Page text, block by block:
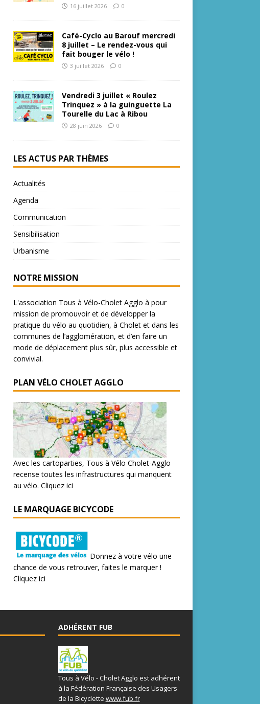
16 juillet 2026 0
Café-Cyclo au Barouf mercredi
8 juillet – Le rendez-vous qui
fait bouger le vélo !
3 juillet 2026 0
Vendredi 3 juillet « Roulez
Trinquez » à la guinguette La
Tourelle du Lac à Ribou
28 juin 2026 0
LES ACTUS PAR THÈMES
Actualités
Agenda
Communication
Sensibilisation
Urbanisme
NOTRE MISSION
L'association Tous à Vélo-Cholet Agglo à pour
mission de promouvoir et de développer la
pratique du vélo au quotidien, à Cholet et dans les
communes de l’agglomération, et d’en faire un
mode de déplacement plus sûr, plus accessible et
convivial.
PLAN VÉLO CHOLET AGGLO
Avec les cartoparties, Tous à Vélo Cholet-Agglo
recense toutes les infrastructures qui manquent
au vélo. Cliquez ici
LE MARQUAGE BICYCODE
Donnez à votre vélo une
chance de vous retrouver, faites le marquer !
Cliquez ici
ADHÉRENT FUB
Tous à Vélo - Cholet Agglo est adhérent
à la Fédération Française des Usagers
de la Bicyclette www.fub.fr